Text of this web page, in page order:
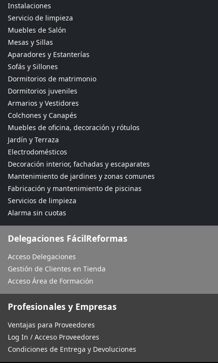
Instalaciones
Servicio de limpieza
Muebles de Salón
Mesas y Sillas
Aparadores y Estanterías
Sofás y Sillones
Dormitorios de matrimonio
Dormitorios juveniles
Armarios y Vestidores
Colchones y Canapés
Muebles de oficina, decoración y rótulos
Jardín y Terraza
Electrodomésticos
Decoración interior, fachadas y escaparates
Mantenimiento de jardines y zonas comunes
Fabricación y mantenimiento de piscinas
Servicios de limpieza
Alarma sin cuotas
Delegaciones FácilReformas
Acceso Delegaciones
Gestión de Clientes en Tienda
Acceso Área de Formación
Profesionales y Empresas
Ventajas para Proveedores
Log In / Acceso Proveedores
Condiciones de Entrega y Devoluciones